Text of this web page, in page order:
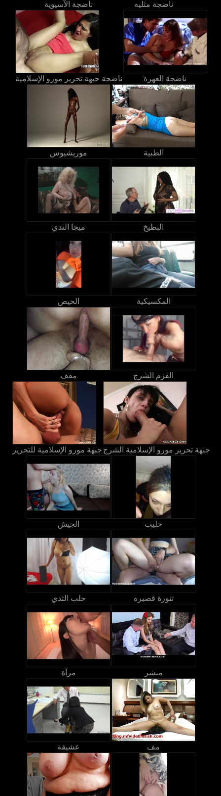
ناضجة الآسيوية ناضجة مثليه
ناضجة جبهة تحرير مورو الإسلامية ناضجة العهرة
موريشيوس الطبية
ميجا الثدي البطيخ
الحيض المكسيكية
مفف القزم الشرج
جبهة مورو الإسلامية للتحرير جبهة تحرير مورو الإسلامية الشرج
الجيش حليب
حلب الثدي تنورة قصيرة
مرآة مبشر
عشيقة مف